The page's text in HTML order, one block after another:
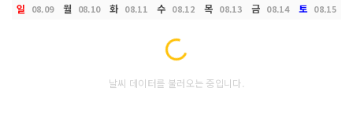
일 08.09 월 08.10 화 08.11 수 08.12 목 08.13 금 08.14 토 08.15
Loading...
날씨 데이터를 불러오는 중입니다.